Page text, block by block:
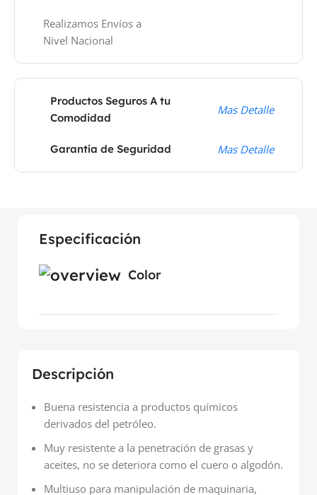
Realizamos Envíos a
Nivel Nacional
Productos Seguros A tu
Comodidad
Mas Detalle
Garantía de Seguridad Mas Detalle
Descripción
Buena resistencia a productos químicos
derivados del petróleo.
Muy resistente a la penetración de grasas y
aceites, no se deteriora como el cuero o algodón.
Multiuso para manipulación de maquinaria,
Especificación
Color